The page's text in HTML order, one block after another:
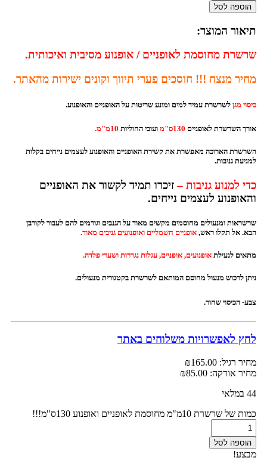
הוספה לסל
תיאור המוצר:
שרשרת מחוסמת לאופניים / אופנוע מסיבית ואיכותית.
מחיר מנצח !!! חוסכים פערי תיווך וקונים ישירות מהאתר.
כיסוי מגן לשרשרת עמיד למים ומונע שריטות על האופניים והאופנוע.
אורך השרשרת לאופניים 130ס"מ ועובי החוליות 10מ"מ.
השרשרת הארוכה מאפשרת את קשירת האופניים והאופנוע לעצמים נייחים בקלות
למניעת גניבות.
כדי למנוע גניבות –זיכרו תמיד לקשור את האופניים
והאופנוע לעצמים נייחים.
שרשראות ומנעולים מחוסמים מקשים מאוד על הגנבים וגורמים להם לעבור לקורבן
הבא. אל תקלו ראש, אופניים חשמליים ואופנועים גניבים מאוד.
מתאים לנעילת אופנועים, אופניים, עגלות נגררות ושערי פלדה.
ניתן לרכוש מנעול מחוסם המותאם לשרשרת בקטגורית מנעולים.
צבע- הכיסוי שחור.
לחץ לאפשרויות משלוחים באתר
מחיר רגיל: ₪165.00
מחיר אורקה:
₪85.00
44 במלאי
כמות של שרשרת 10מ"מ מחוסמת לאופניים ואופנוע 130ס"מ!!!
הוספה לסל
מבצע!